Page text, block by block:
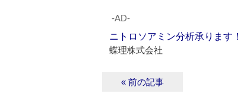
‐AD‐
ニトロソアミン分析承ります
蝶理株式会社
« 前の記事